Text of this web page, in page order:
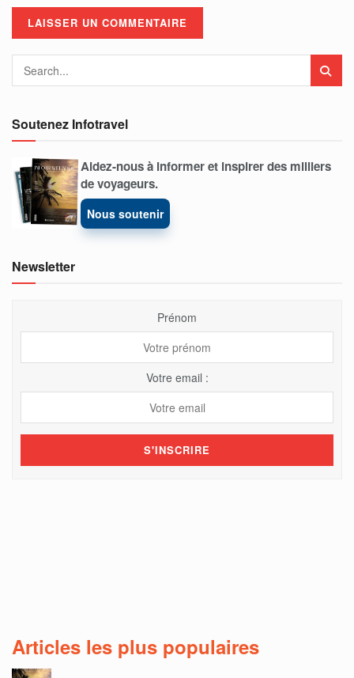
Soutenez Infotravel
Aidez-nous à informer et inspirer des milliers
de voyageurs.
Nous soutenir
Newsletter
Prénom
Votre email :
Articles les plus populaires